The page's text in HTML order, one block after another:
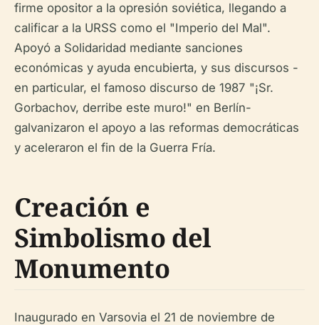
firme opositor a la opresión soviética, llegando a
calificar a la URSS como el "Imperio del Mal".
Apoyó a Solidaridad mediante sanciones
económicas y ayuda encubierta, y sus discursos -
en particular, el famoso discurso de 1987 "¡Sr.
Gorbachov, derribe este muro!" en Berlín-
galvanizaron el apoyo a las reformas democráticas
y aceleraron el fin de la Guerra Fría.
Creación e
Simbolismo del
Monumento
Inaugurado en Varsovia el 21 de noviembre de